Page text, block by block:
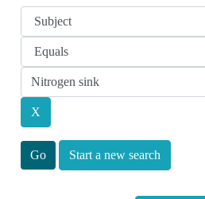
Start a new search